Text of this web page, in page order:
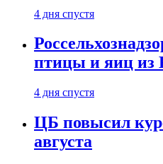
4 дня спустя
птицы и яиц из
4 дня спустя
ЦБ повысил
августа